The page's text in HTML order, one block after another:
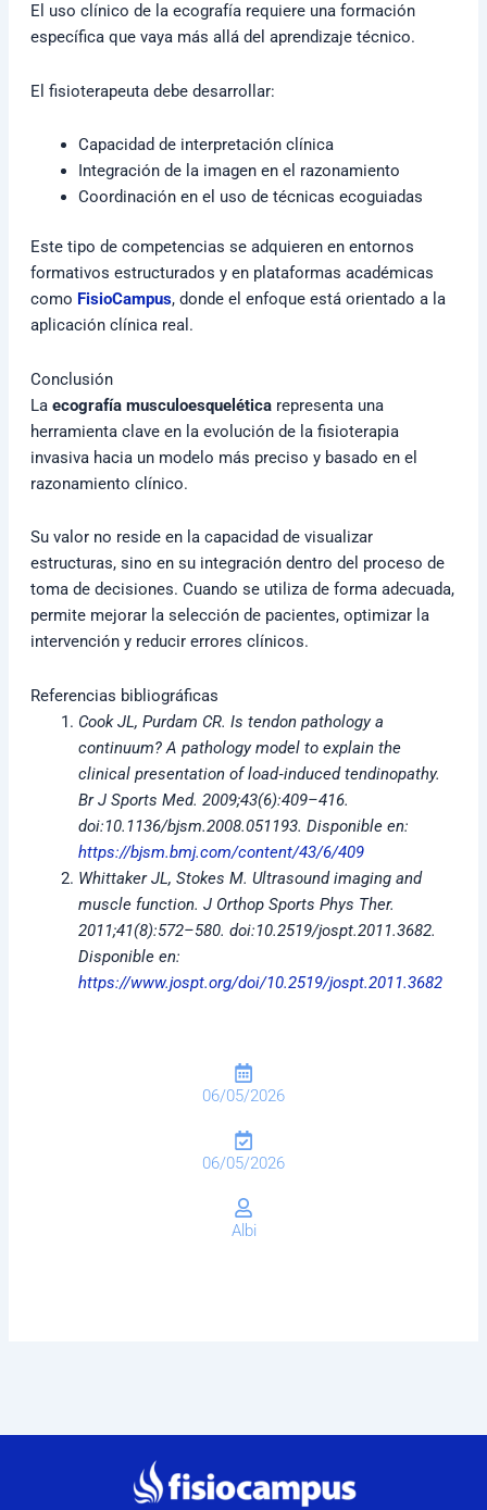
El uso clínico de la ecografía requiere una formación
específica que vaya más allá del aprendizaje técnico.
El fisioterapeuta debe desarrollar:
Capacidad de interpretación clínica
Integración de la imagen en el razonamiento
Coordinación en el uso de técnicas ecoguiadas
Este tipo de competencias se adquieren en entornos
formativos estructurados y en plataformas académicas
como FisioCampus, donde el enfoque está orientado a la
aplicación clínica real.
Conclusión
La ecografía musculoesqueléticarepresenta una
herramienta clave en la evolución de la fisioterapia
invasiva hacia un modelo más preciso y basado en el
razonamiento clínico.
Su valor no reside en la capacidad de visualizar
estructuras, sino en su integración dentro del proceso de
toma de decisiones. Cuando se utiliza de forma adecuada,
permite mejorar la selección de pacientes, optimizar la
intervención y reducir errores clínicos.
Referencias bibliográficas
Cook JL, Purdam CR. Is tendon pathology a
continuum? A pathology model to explain the
clinical presentation of load‐induced tendinopathy.
Br J Sports Med. 2009;43(6):409–416.
doi:10.1136/bjsm.2008.051193. Disponible en:
https://bjsm.bmj.com/content/43/6/409
Whittaker JL, Stokes M. Ultrasound imaging and
muscle function. J Orthop Sports Phys Ther.
2011;41(8):572–580. doi:10.2519/jospt.2011.3682.
Disponible en:
https://www.jospt.org/doi/10.2519/jospt.2011.3682
06/05/2026
06/05/2026
Albi